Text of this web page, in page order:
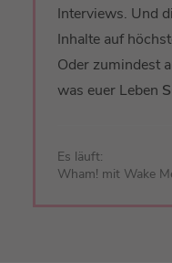
Interviews. Und
Inhalte auf
Oder zumindest
was euer Leben
Es läuft:
Wham! mit Wake